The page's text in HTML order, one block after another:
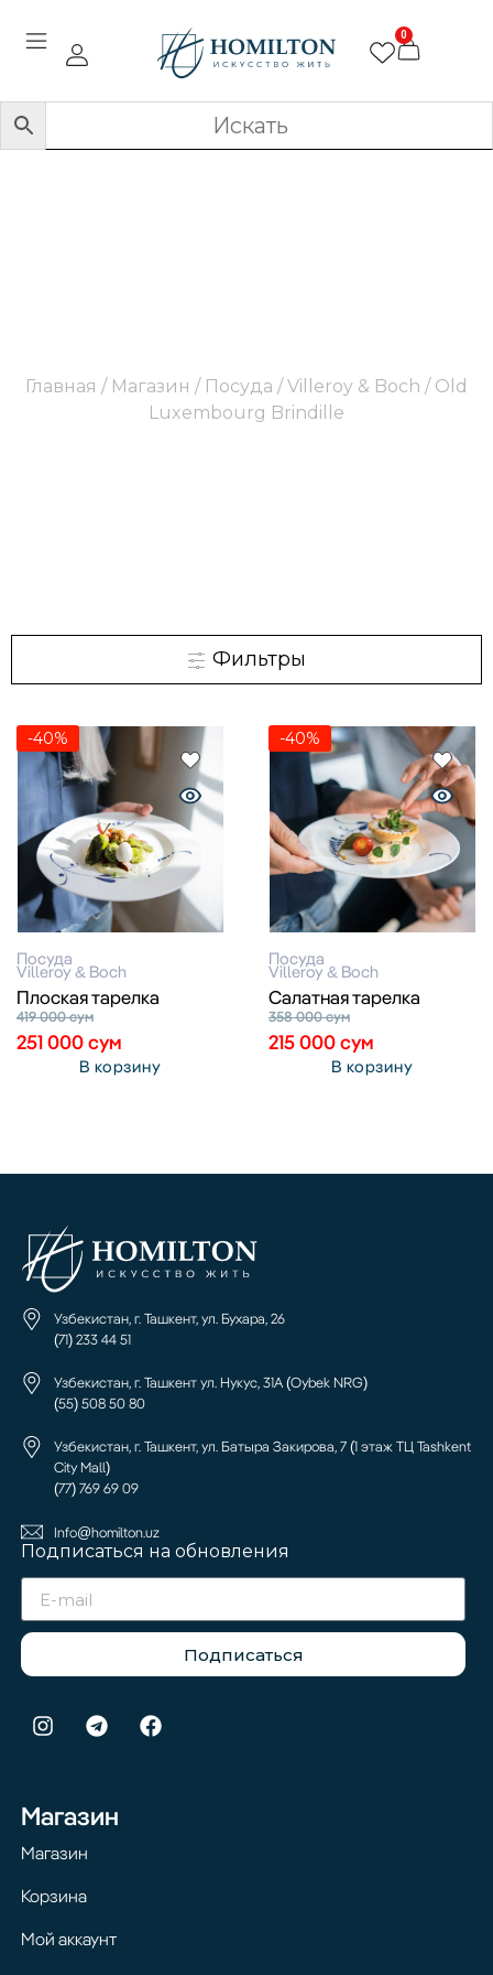
0
Главная / Магазин / Посуда / Villeroy & Boch / Old
Luxembourg Brindille
Фильтры
-40%
Посуда
Villeroy & Boch
Плоская тарелка
419 000сум
251 000сум
В корзину
-40%
Посуда
Villeroy & Boch
Салатная тарелка
358 000сум
215 000сум
В корзину
Узбекистан, г. Ташкент, ул. Бухара, 26
(71) 233 44 51
Узбекистан, г. Ташкент ул. Нукус, 31А (Oybek NRG)
(55) 508 50 80
Узбекистан, г. Ташкент, ул. Батыра Закирова, 7 (1 этаж ТЦ Tashkent
City Mall)
(77) 769 69 09
Info@homilton.uz
Подписаться на обновления
Подписаться
Магазин
Магазин
Корзина
Мой аккаунт